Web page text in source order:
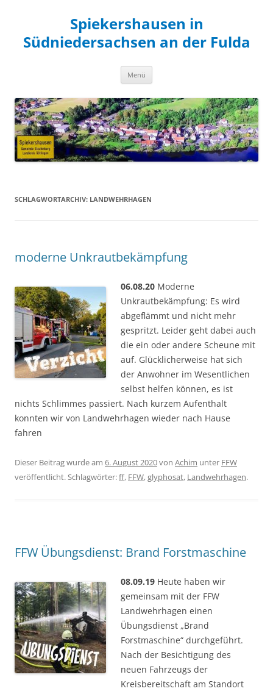
Spiekershausen in
Südniedersachsen an der Fulda
Menü
SCHLAGWORTARCHIV: LANDWEHRHAGEN
moderne Unkrautbekämpfung
06.08.20 Moderne
Unkrautbekämpfung: Es wird
abgeflämmt und nicht mehr
gespritzt. Leider geht dabei auch
die ein oder andere Scheune mit
auf. Glücklicherweise hat sich
der Anwohner im Wesentlichen
selbst helfen können, es ist
nichts Schlimmes passiert. Nach kurzem Aufenthalt
konnten wir von Landwehrhagen wieder nach Hause
fahren
Dieser Beitrag wurde am 6. August 2020von Achim unter FFW
veröffentlicht. Schlagwörter:ff, FFW,glyphosat, Landwehrhagen.
FFW Übungsdienst: Brand Forstmaschine
08.09.19 Heute haben wir
gemeinsam mit der FFW
Landwehrhagen einen
Übungsdienst „Brand
Forstmaschine“ durchgeführt.
Nach der Besichtigung des
neuen Fahrzeugs der
Kreisbereitschaft am Standort